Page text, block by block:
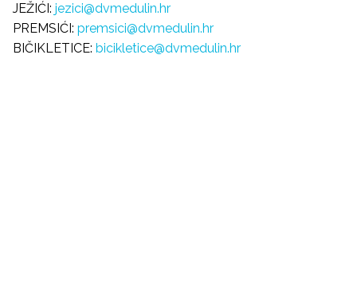
JEŽIĆI: jezici@dvmedulin.hr
PREMSIĆI: premsici@dvmedulin.hr
BIČIKLETICE: bicikletice@dvmedulin.hr